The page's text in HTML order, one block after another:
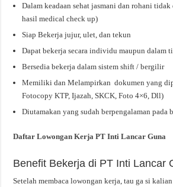
Dalam keadaan sehat jasmani dan rohani
hasil medical check up)
Siap Bekerja jujur, ulet, dan tekun
Dapat bekerja secara individu maupun dalam
Bersedia bekerja dalam sistem shift / bergilir
Memiliki dan Melampirkan dokumen yang
Fotocopy KTP, Ijazah, SKCK, Foto 4×6, Dll)
Diutamakan yang sudah berpengalaman pada
Daftar Lowongan Kerja PT Inti Lancar Guna
Benefit Bekerja di PT Inti Lancar
Setelah membaca lowongan kerja, tau ga si